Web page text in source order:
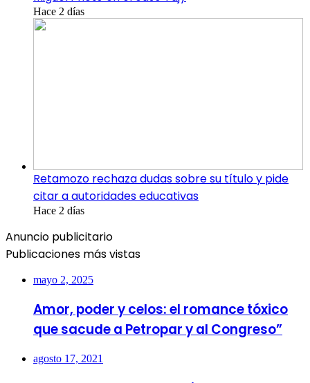
Hace 2 días
Retamozo rechaza dudas sobre su título y pide
citar a autoridades educativas
Hace 2 días
Anuncio publicitario
Publicaciones más vistas
mayo 2, 2025
Amor, poder y celos: el romance tóxico
que sacude a Petropar y al Congreso”
agosto 17, 2021